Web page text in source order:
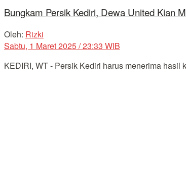
Bungkam Persik Kediri, Dewa United Kian
Oleh: Rizki
Sabtu, 1 Maret 2025 / 23:33 WIB
KEDIRI, WT - Persik Kediri harus menerima